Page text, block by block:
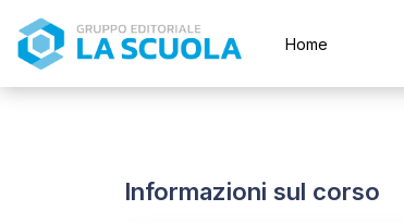
Home
Informazioni sul corso